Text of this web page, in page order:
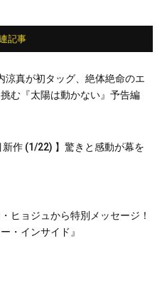
記事
涼真が初タッグ、絶体絶命のエ
む『太陽は動かない』予告編
新作 (1/22) 】驚きと感動が幕を
ヒョジュから特別メッセージ！
・インサイド』